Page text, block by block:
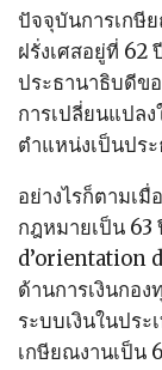
ปัจจุบันการเกษี
ฝรั่งเศสอยู่ที่ 62
ประธานาธิบดีข
การเปลี่ยนแปลง
ตำแหน่งเป็นปร
อย่างไรก็ตามเมื่
กฎหมายเป็น 63
d’orientation
ด้านการเงินกอ
ระบบเงินในประ
เกษียณงานเป็น